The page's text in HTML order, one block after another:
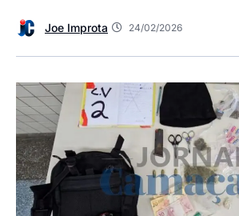
Joe Improta 24/02/2026